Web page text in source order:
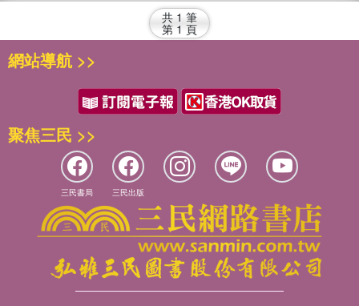
共 1 筆
第 1 頁
網站導航 >>
聚焦三民 >>
三民書局 三民出版